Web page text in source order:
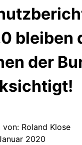
bleiben
der
von: Roland Klose
2020